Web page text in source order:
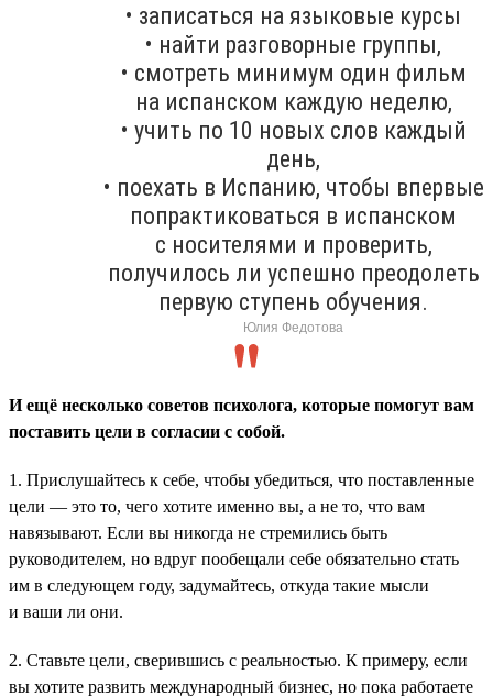
• записаться на языковые курсы
• найти разговорные группы,
• смотреть минимум один фильм
на испанском каждую неделю,
• учить по 10 новых слов каждый
день,
• поехать в Испанию, чтобы впервые
попрактиковаться в испанском
с носителями и проверить,
получилось ли успешно преодолеть
первую ступень обучения.
Юлия Федотова
И ещё несколько советов психолога, которые помогут вам
поставить цели в согласии с собой.
1. Прислушайтесь к себе, чтобы убедиться, что поставленные
цели — это то, чего хотите именно вы, а не то, что вам
навязывают. Если вы никогда не стремились быть
руководителем, но вдруг пообещали себе обязательно стать
им в следующем году, задумайтесь, откуда такие мысли
и ваши ли они.
2. Ставьте цели, сверившись с реальностью. К примеру, если
вы хотите развить международный бизнес, но пока работаете